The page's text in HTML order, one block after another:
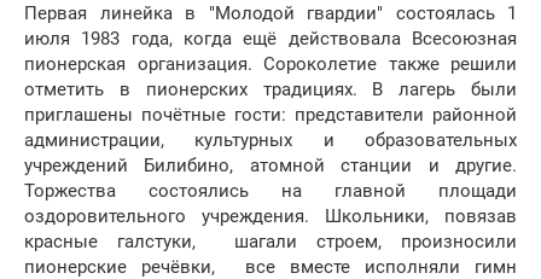
Первая линейка в "Молодой гвардии" состоялась 1
июля 1983 года, когда ещё действовала Всесоюзная
пионерская организация. Сороколетие также решили
отметить в пионерских традициях. В лагерь были
приглашены почётные гости: представители районной
администрации, культурных и образовательных
учреждений Билибино, атомной станции и другие.
Торжества состоялись на главной площади
оздоровительного учреждения. Школьники, повязав
красные галстуки, шагали строем, произносили
пионерские речёвки, все вместе исполняли гимн